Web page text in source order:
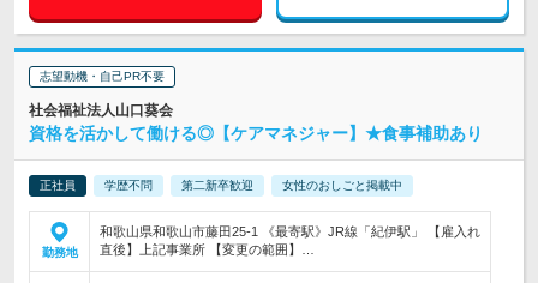
志望動機・自己PR不要
社会福祉法人山口葵会
資格を活かして働ける◎【ケアマネジャー】★食事補助あり
正社員 学歴不問 第二新卒歓迎 女性のおしごと掲載中
勤務地
和歌山県和歌山市藤田25-1 《最寄駅》JR線「紀伊駅」 【雇入れ
直後】上記事業所 【変更の範囲】…